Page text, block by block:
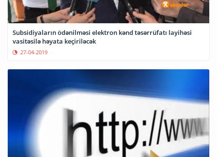
Subsidiyaların ödənilməsi elektron kənd təsərrüfatı layihəsi
vasitəsilə həyata keçiriləcək
27-04-2019